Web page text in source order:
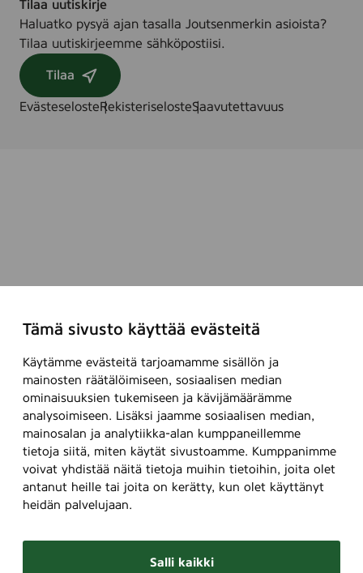
Tämä sivusto käyttää evästeitä
Käytämme evästeitä tarjoamamme sisällön ja
mainosten räätälöimiseen, sosiaalisen median
ominaisuuksien tukemiseen ja kävijämäärämme
analysoimiseen. Lisäksi jaamme sosiaalisen median,
mainosalan ja analytiikka-alan kumppaneillemme
tietoja siitä, miten käytät sivustoamme. Kumppanimme
voivat yhdistää näitä tietoja muihin tietoihin, joita olet
antanut heille tai joita on kerätty, kun olet käyttänyt
heidän palvelujaan.
Salli kaikki
Tilaa uutiskirje
Haluatko pysyä ajan tasalla Joutsenmerkin asioista?
Tilaa uutiskirjeemme sähköpostiisi.
Tilaa
EvästeselosteRekisteriselosteSaavutettavuus